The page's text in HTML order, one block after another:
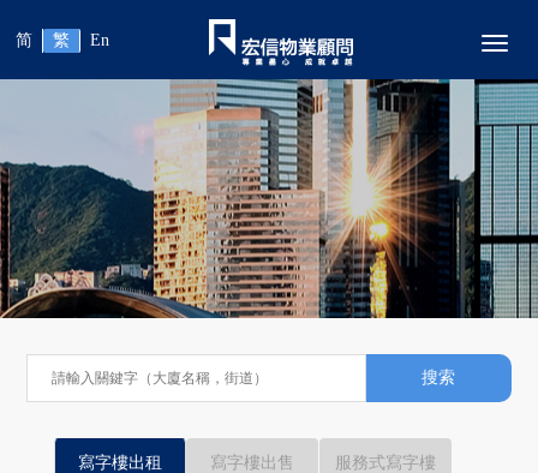
简 繁 En
搜索
寫字樓出租 寫字樓出售 服務式寫字樓